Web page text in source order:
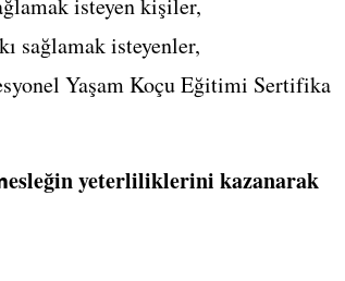
isteyen kişiler,
sağlamak isteyenler,
Yaşam Koçu Eğitimi Sertifika
esleğin yeterliliklerini kazanarak